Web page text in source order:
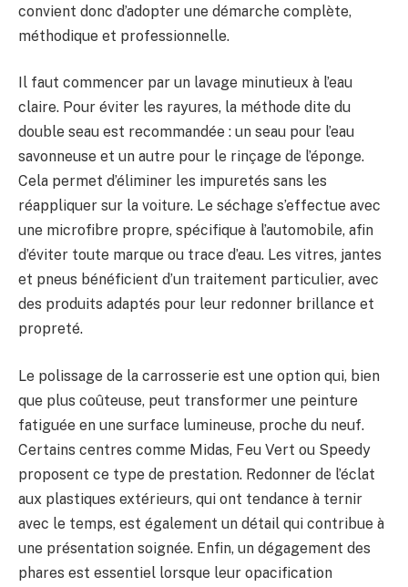
convient donc d’adopter une démarche complète,
méthodique et professionnelle.
Il faut commencer par un lavage minutieux à l’eau
claire. Pour éviter les rayures, la méthode dite du
double seau est recommandée : un seau pour l’eau
savonneuse et un autre pour le rinçage de l’éponge.
Cela permet d’éliminer les impuretés sans les
réappliquer sur la voiture. Le séchage s’effectue avec
une microfibre propre, spécifique à l’automobile, afin
d’éviter toute marque ou trace d’eau. Les vitres, jantes
et pneus bénéficient d’un traitement particulier, avec
des produits adaptés pour leur redonner brillance et
propreté.
Le polissage de la carrosserie est une option qui, bien
que plus coûteuse, peut transformer une peinture
fatiguée en une surface lumineuse, proche du neuf.
Certains centres comme Midas, Feu Vert ou Speedy
proposent ce type de prestation. Redonner de l’éclat
aux plastiques extérieurs, qui ont tendance à ternir
avec le temps, est également un détail qui contribue à
une présentation soignée. Enfin, un dégagement des
phares est essentiel lorsque leur opacification